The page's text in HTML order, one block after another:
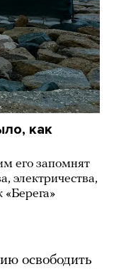
как
его запомнят
электричества,
освободить